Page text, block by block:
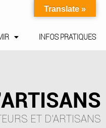
INFOS PRATIQUES
ET D’ARTISANS
Translate »